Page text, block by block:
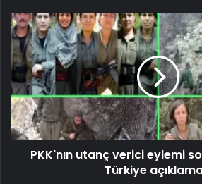
PKK'nın utanç verici eylemi
Türkiye